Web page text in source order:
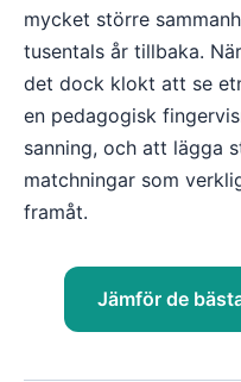
mycket större
tusentals år tillbaka.
det dock klokt att se
en pedagogisk
sanning, och att lägga
matchningar som
framåt.
Jämför de